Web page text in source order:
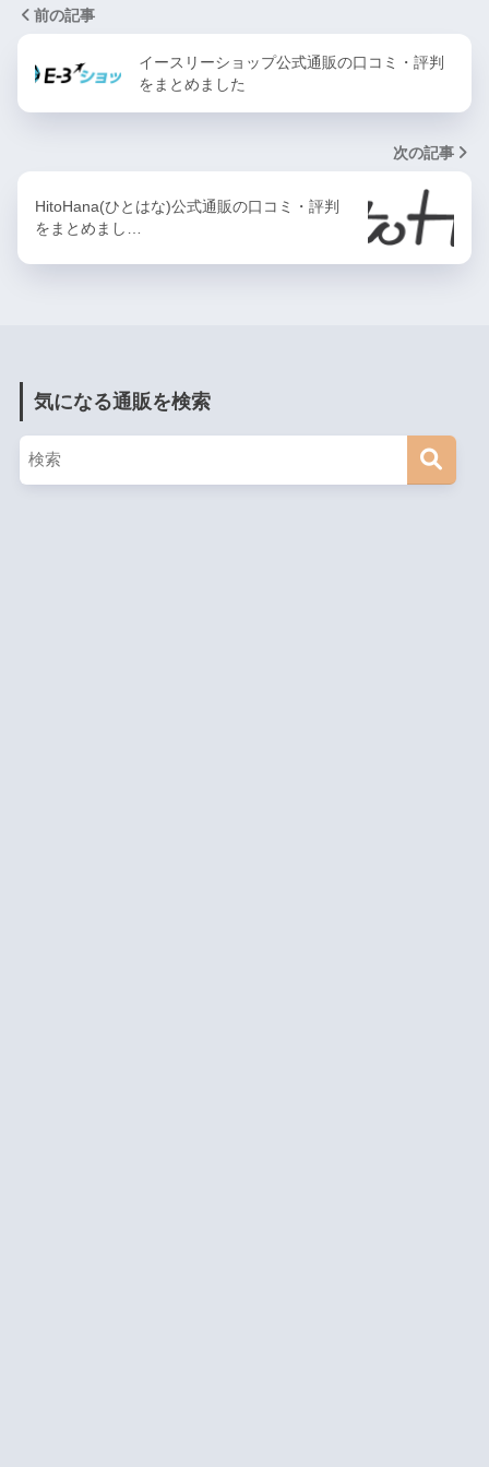
前の記事
イースリーショップ公式通販の口コミ・評判
をまとめました
次の記事
HitoHana(ひとはな)公式通販の口コミ・評判
をまとめまし…
気になる通販を検索